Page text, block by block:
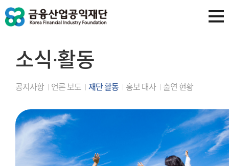
소식∙활동
공지사항 언론 보도 재단 활동 홍보 대사 출연 현황